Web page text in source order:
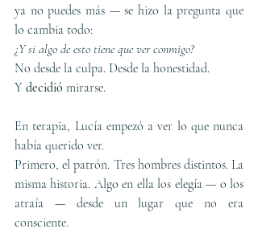
ya no puedes más — se hizo la pregunta que
lo cambia todo:
¿Y si algo de esto tiene que ver conmigo?
No desde la culpa. Desde la honestidad.
Y decidió mirarse.
En terapia, Lucía empezó a ver lo que nunca
había querido ver.
Primero, el patrón. Tres hombres distintos. La
misma historia. Algo en ella los elegía — o los
atraía — desde un lugar que no era
consciente.